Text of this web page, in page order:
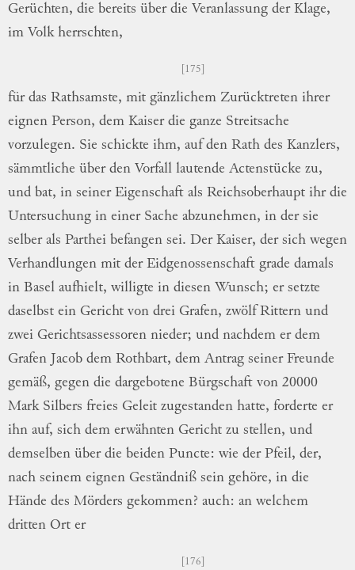
Gerüchten, die bereits über die Veranlassung der Klage,
im Volk herrschten,
175
für das Rathsamste, mit gänzlichem Zurücktreten ihrer
eignen Person, dem Kaiser die ganze Streitsache
vorzulegen. Sie schickte ihm, auf den Rath des Kanzlers,
sämmtliche über den Vorfall lautende Actenstücke zu,
und bat, in seiner Eigenschaft als Reichsoberhaupt ihr die
Untersuchung in einer Sache abzunehmen, in der sie
selber als Parthei befangen sei. Der Kaiser, der sich wegen
Verhandlungen mit der Eidgenossenschaft grade damals
in Basel aufhielt, willigte in diesen Wunsch; er setzte
daselbst ein Gericht von drei Grafen, zwölf Rittern und
zwei Gerichtsassessoren nieder; und nachdem er dem
Grafen Jacob dem Rothbart, dem Antrag seiner Freunde
gemäß, gegen die dargebotene Bürgschaft von 20000
Mark Silbers freies Geleit zugestanden hatte, forderte er
ihn auf, sich dem erwähnten Gericht zu stellen, und
demselben über die beiden Puncte: wie der Pfeil, der,
nach seinem eignen Geständniß sein gehöre, in die
Hände des Mörders gekommen? auch: an welchem
dritten Ort er
176